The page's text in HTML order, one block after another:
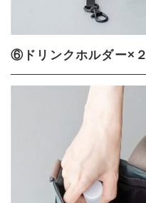
⑥ドリンクホルダー×２